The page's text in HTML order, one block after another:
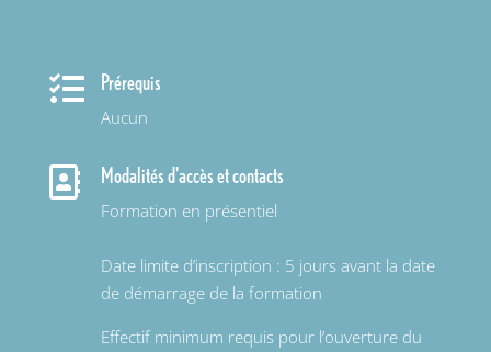
 Prérequis
Aucun
 Modalités d'accès et contacts
Formation en présentiel
Date limite d’inscription : 5 jours avant la date
de démarrage de la formation
Effectif minimum requis pour l’ouverture du